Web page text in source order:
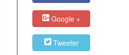
Google +
Tweeter